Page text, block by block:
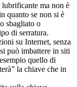
lubrificante ma non è
quanto se non si è
sbagliato o
di serratura.
su Internet, senza
può imbattere in siti
quello di
la chiave che in